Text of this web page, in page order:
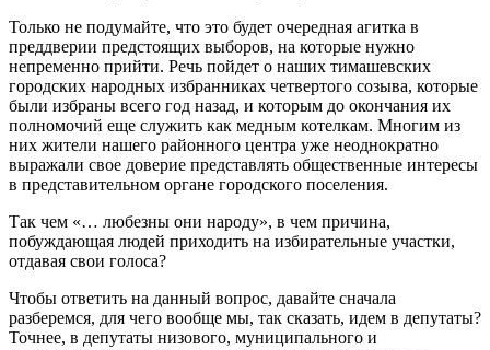
Только не подумайте, что это будет очередная агитка в
преддверии предстоящих выборов, на которые нужно
непременно прийти. Речь пойдет о наших тимашевских
городских народных избранниках четвертого созыва, которые
были избраны всего год назад, и которым до окончания их
полномочий еще служить как медным котелкам. Многим из
них жители нашего районного центра уже неоднократно
выражали свое доверие представлять общественные интересы
в представительном органе городского поселения.
Так чем «… любезны они народу», в чем причина,
побуждающая людей приходить на избирательные участки,
отдавая свои голоса?
Чтобы ответить на данный вопрос, давайте сначала
разберемся, для чего вообще мы, так сказать, идем в депутаты?
Точнее, в депутаты низового, муниципального и